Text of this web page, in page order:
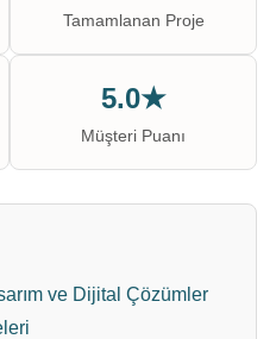
Tamamlanan Proje
5.0★
Müşteri Puanı
ve Dijital Çözümler